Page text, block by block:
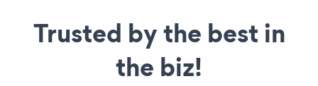
Trusted by the best in
the biz!